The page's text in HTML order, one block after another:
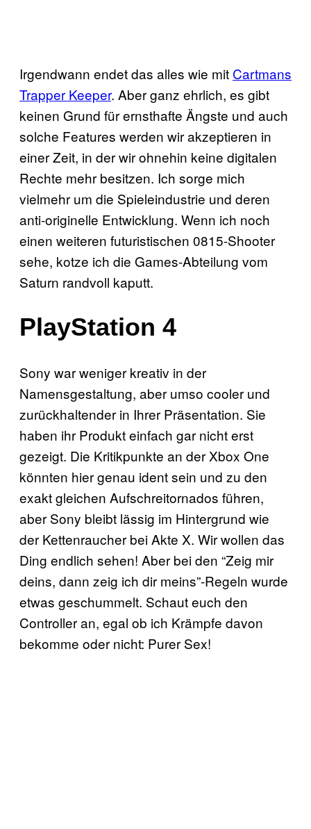
Irgendwann endet das alles wie mit Cartmans
Trapper Keeper. Aber ganz ehrlich, es gibt
keinen Grund für ernsthafte Ängste und auch
solche Features werden wir akzeptieren in
einer Zeit, in der wir ohnehin keine digitalen
Rechte mehr besitzen. Ich sorge mich
vielmehr um die Spieleindustrie und deren
anti-originelle Entwicklung. Wenn ich noch
einen weiteren futuristischen 0815-Shooter
sehe, kotze ich die Games-Abteilung vom
Saturn randvoll kaputt.
PlayStation 4
Sony war weniger kreativ in der
Namensgestaltung, aber umso cooler und
zurückhaltender in Ihrer Präsentation. Sie
haben ihr Produkt einfach gar nicht erst
gezeigt. Die Kritikpunkte an der Xbox One
könnten hier genau ident sein und zu den
exakt gleichen Aufschreitornados führen,
aber Sony bleibt lässig im Hintergrund wie
der Kettenraucher bei Akte X. Wir wollen das
Ding endlich sehen! Aber bei den “Zeig mir
deins, dann zeig ich dir meins”-Regeln wurde
etwas geschummelt. Schaut euch den
Controller an, egal ob ich Krämpfe davon
bekomme oder nicht: Purer Sex!